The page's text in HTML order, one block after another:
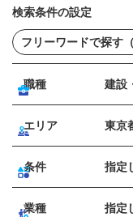
検索条件の設定
職種 建設
エリア 東京
条件 指定
業種 指定